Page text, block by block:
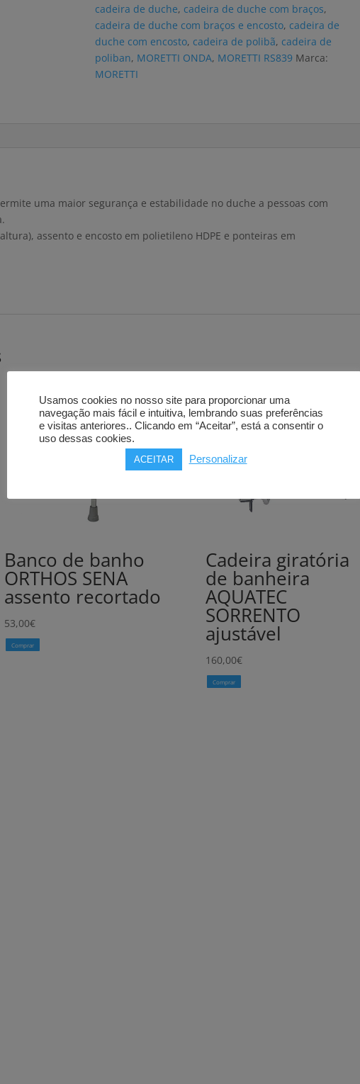
braços
cadeira de duche, cadeira de duche com braços,
cadeira de duche com braços e encosto, cadeira de
duche com encosto, cadeira de polibã, cadeira de
poliban, MORETTI ONDA, MORETTI RS839 Marca:
MORETTI
uma maior segurança e estabilidade no duche a pessoas com
assento e encosto em polietileno HDPE e ponteiras em
Banco de banho
ORTHOS SENA
assento recortado
53,00€
Comprar
Cadeira giratória
de banheira
AQUATEC
SORRENTO
ajustável
160,00€
Comprar
Usamos cookies no nosso site para proporcionar uma
navegação mais fácil e intuitiva, lembrando suas preferências
e visitas anteriores.. Clicando em “Aceitar”, está a consentir o
uso dessas cookies.
ACEITAR Personalizar